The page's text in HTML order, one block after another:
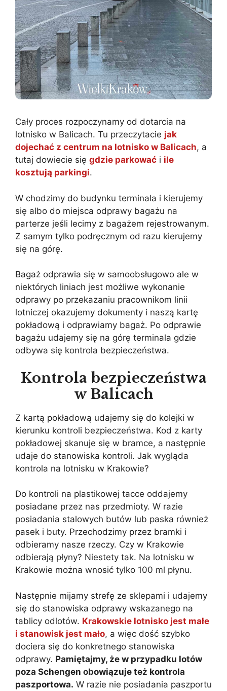
Cały proces rozpoczynamy od dotarcia na
lotnisko w Balicach. Tu przeczytacie jak
dojechać z centrum na lotnisko w Balicach, a
tutaj dowiecie się gdzie parkować i ile
kosztują parkingi.
W chodzimy do budynku terminala i kierujemy
się albo do miejsca odprawy bagażu na
parterze jeśli lecimy z bagażem rejestrowanym.
Z samym tylko podręcznym od razu kierujemy
się na górę.
Bagaż odprawia się w samoobsługowo ale w
niektórych liniach jest możliwe wykonanie
odprawy po przekazaniu pracownikom linii
lotniczej okazujemy dokumenty i naszą kartę
pokładową i odprawiamy bagaż. Po odprawie
bagażu udajemy się na górę terminala gdzie
odbywa się kontrola bezpieczeństwa.
Kontrola bezpieczeństwa
w Balicach
Z kartą pokładową udajemy się do kolejki w
kierunku kontroli bezpieczeństwa. Kod z karty
pokładowej skanuje się w bramce, a następnie
udaje do stanowiska kontroli. Jak wygląda
kontrola na lotnisku w Krakowie?
Do kontroli na plastikowej tacce oddajemy
posiadane przez nas przedmioty. W razie
posiadania stalowych butów lub paska również
pasek i buty. Przechodzimy przez bramki i
odbieramy nasze rzeczy. Czy w Krakowie
odbierają płyny? Niestety tak. Na lotnisku w
Krakowie można wnosić tylko 100 ml płynu.
Następnie mijamy strefę ze sklepami i udajemy
się do stanowiska odprawy wskazanego na
tablicy odlotów. Krakowskie lotnisko jest małe
i stanowisk jest mało, a więc dość szybko
dociera się do konkretnego stanowiska
odprawy. Pamiętajmy, że w przypadku lotów
poza Schengen obowiązuje też kontrola
paszportowa. W razie nie posiadania paszportu